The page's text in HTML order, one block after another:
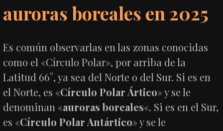
auroras boreales en 2025
Es común observarlas en las zonas conocidas
como el «Círculo Polar», por arriba de la
Latitud 66°, ya sea del Norte o del Sur. Si es en
el Norte, es «Círculo Polar Ártico» y se le
denominan «auroras boreales«. Si es en el Sur,
es «Círculo Polar Antártico» y se le